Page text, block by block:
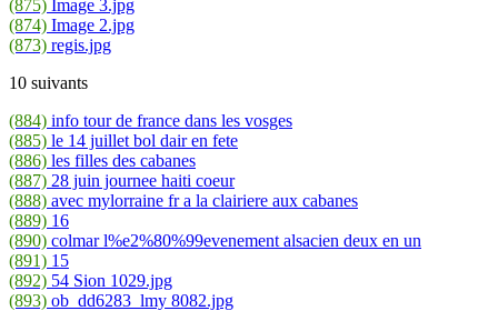
(875) Image 3.jpg
(874) Image 2.jpg
(873) regis.jpg
10 suivants
(884) info tour de france dans les vosges
(885) le 14 juillet bol dair en fete
(886) les filles des cabanes
(887) 28 juin journee haiti coeur
(888) avec mylorraine fr a la clairiere aux cabanes
(889) 16
(890) colmar l%e2%80%99evenement alsacien deux en un
(891) 15
(892) 54 Sion 1029.jpg
(893) ob_dd6283_lmy 8082.jpg